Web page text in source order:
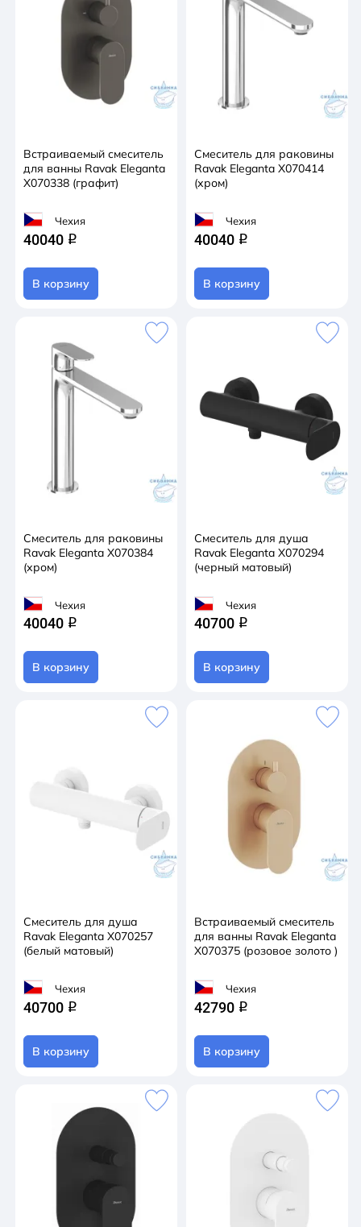
Встраиваемый смеситель
для ванны Ravak Eleganta
X070338 (графит)
Чехия
40040 q
В корзину
Смеситель для раковины
Ravak Eleganta X070414
(хром)
Чехия
40040 q
В корзину
Смеситель для раковины
Ravak Eleganta X070384
(хром)
Чехия
40040 q
В корзину
Смеситель для душа
Ravak Eleganta X070294
(черный матовый)
Чехия
40700 q
В корзину
Смеситель для душа
Ravak Eleganta X070257
(белый матовый)
Чехия
40700 q
В корзину
Встраиваемый смеситель
для ванны Ravak Eleganta
X070375 (розовое золото )
Чехия
42790 q
В корзину